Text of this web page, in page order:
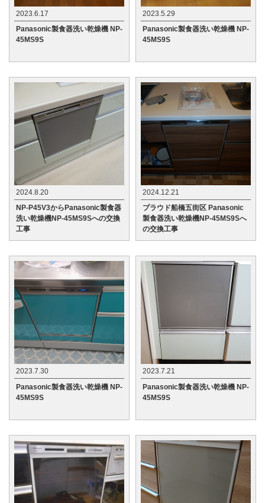
2023.6.17
Panasonic製食器洗い乾燥機 NP-
45MS9S
2023.5.29
Panasonic製食器洗い乾燥機 NP-
45MS9S
2024.8.20
NP-P45V3からPanasonic製食器
洗い乾燥機NP-45MS9Sへの交換
工事
2024.12.21
プラウド船橋五街区 Panasonic
製食器洗い乾燥機NP-45MS9Sへ
の交換工事
2023.7.30
Panasonic製食器洗い乾燥機 NP-
45MS9S
2023.7.21
Panasonic製食器洗い乾燥機 NP-
45MS9S